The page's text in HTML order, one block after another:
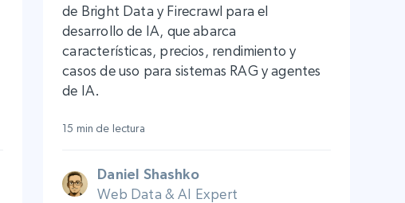
de Bright Data y Firecrawl para el
desarrollo de IA, que abarca
características, precios, rendimiento y
casos de uso para sistemas RAG y agentes
de IA.
15 min de lectura
Daniel Shashko
Web Data & AI Expert